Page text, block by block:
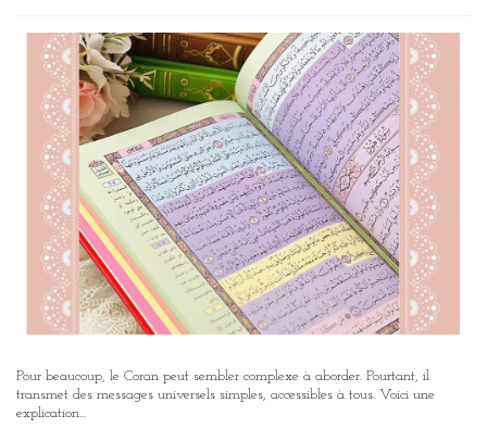
Pour beaucoup, le Coran peut sembler complexe à aborder. Pourtant, il
transmet des messages universels simples, accessibles à tous. Voici une
explication...